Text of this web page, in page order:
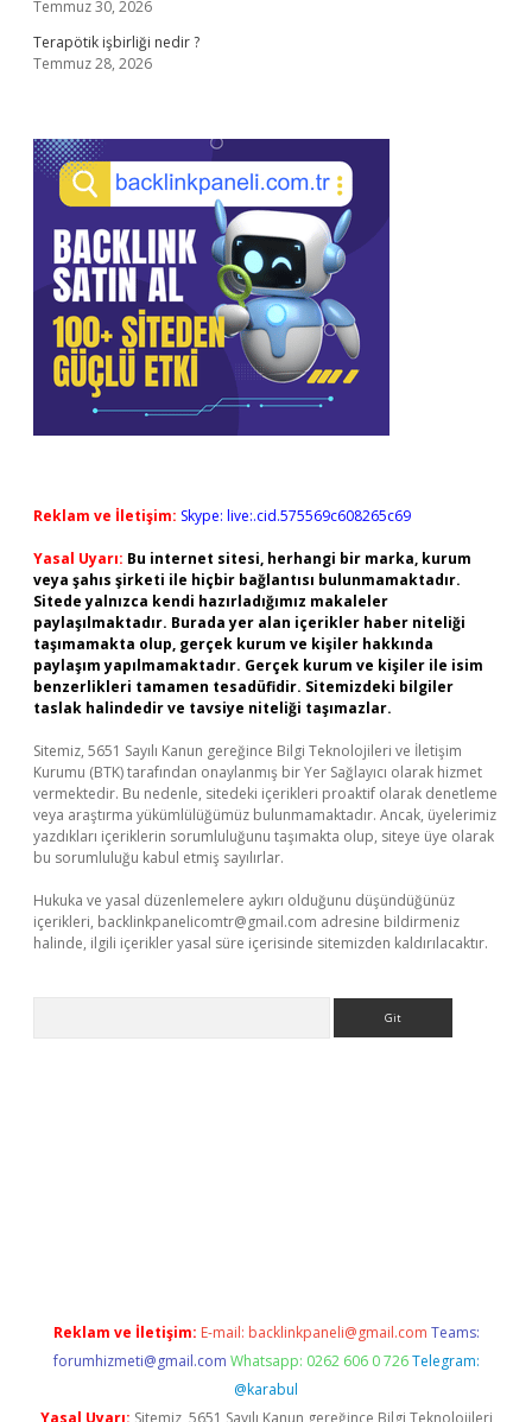
Temmuz 30, 2026
Terapötik işbirliği nedir ?
Temmuz 28, 2026
Reklam ve İletişim: Skype: live:.cid.575569c608265c69
Yasal Uyarı: Bu internet sitesi, herhangi bir marka, kurum
veya şahıs şirketi ile hiçbir bağlantısı bulunmamaktadır.
Sitede yalnızca kendi hazırladığımız makaleler
paylaşılmaktadır. Burada yer alan içerikler haber niteliği
taşımamakta olup, gerçek kurum ve kişiler hakkında
paylaşım yapılmamaktadır. Gerçek kurum ve kişiler ile isim
benzerlikleri tamamen tesadüfidir. Sitemizdeki bilgiler
taslak halindedir ve tavsiye niteliği taşımazlar.
Sitemiz, 5651 Sayılı Kanun gereğince Bilgi Teknolojileri ve İletişim
Kurumu (BTK) tarafından onaylanmış bir Yer Sağlayıcı olarak hizmet
vermektedir. Bu nedenle, sitedeki içerikleri proaktif olarak denetleme
veya araştırma yükümlülüğümüz bulunmamaktadır. Ancak, üyelerimiz
yazdıkları içeriklerin sorumluluğunu taşımakta olup, siteye üye olarak
bu sorumluluğu kabul etmiş sayılırlar.
Hukuka ve yasal düzenlemelere aykırı olduğunu düşündüğünüz
içerikleri, backlinkpanelicomtr@gmail.com adresine bildirmeniz
halinde, ilgili içerikler yasal süre içerisinde sitemizden kaldırılacaktır.
Reklam ve İletişim: E-mail: backlinkpaneli@gmail.com Teams:
forumhizmeti@gmail.com Whatsapp: 0262 606 0 726 Telegram:
@karabul
Yasal Uyarı: Sitemiz, 5651 Sayılı Kanun gereğince Bilgi Teknolojileri